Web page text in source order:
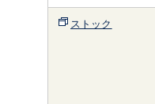
ストック